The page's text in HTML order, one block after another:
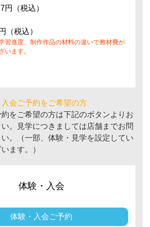
円（税込）
（税込）
習進度、制作作品の材料の違いで教材費が
います。
会ご予約をご希望の方
をご希望の方は下記のボタンよりお
。見学につきましては店舗までお問
。（一部、体験・見学を設定してい
ます。）
体験・入会
体験・入会ご予約